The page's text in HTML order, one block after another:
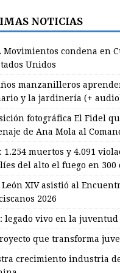
NOTICIAS
Movimientos condena en
Unidos
manzanilleros
y la jardinería (+
fotográfica El Fidel
de Ana Mola al
1.254 muertos y 4.091
del alto el fuego en 300
León XIV asistió al
2026
legado vivo en la juventud
que transforma
crecimiento industria